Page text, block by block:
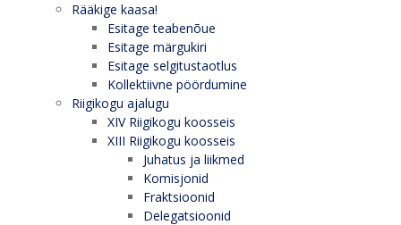
Rääkige kaasa!
Esitage teabenõue
Esitage märgukiri
Esitage selgitustaotlus
Kollektiivne pöördumine
Riigikogu ajalugu
XIV Riigikogu koosseis
XIII Riigikogu koosseis
Juhatus ja liikmed
Komisjonid
Fraktsioonid
Delegatsioonid